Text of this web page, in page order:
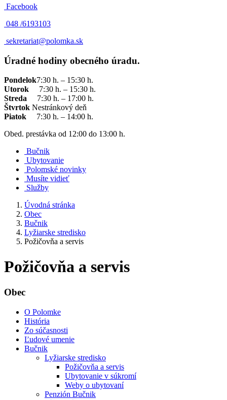
Facebook
048 /6193103
sekretariat@polomka.sk
Úradné hodiny obecného úradu.
Pondelok7:30 h. – 15:30 h.
Utorok 7:30 h. – 15:30 h.
Streda 7:30 h. – 17:00 h.
Štvrtok Nestránkový deň
Piatok
7:30 h. – 14:00 h.
Obed. prestávka od 12:00 do 13:00 h.
Bučnik
Ubytovanie
Polomské novinky
Musíte vidieť
Služby
Úvodná stránka
Obec
Bučnik
Lyžiarske stredisko
Požičovňa a servis
Požičovňa a servis
Obec
O Polomke
História
Zo súčasnosti
Ľudové umenie
Bučnik
Lyžiarske stredisko
Požičovňa a servis
Ubytovanie v súkromí
Weby o ubytovaní
Penzión Bučnik